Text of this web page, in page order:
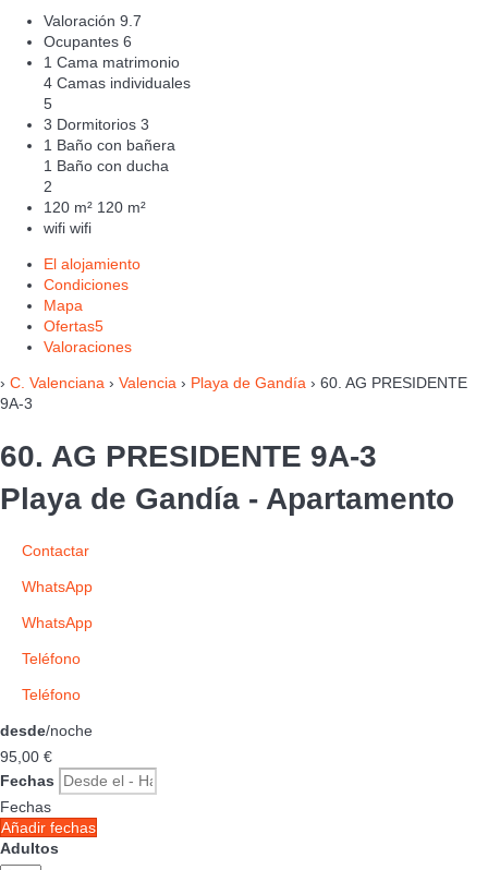
Valoración 9.7
Ocupantes 6
1 Cama matrimonio
4 Camas individuales
5
3 Dormitorios 3
1 Baño con bañera
1 Baño con ducha
2
120 m² 120 m²
wifi wifi
El alojamiento
Condiciones
Mapa
Ofertas5
Valoraciones
› C. Valenciana › Valencia › Playa de Gandía › 60. AG PRESIDENTE
9A-3
60. AG PRESIDENTE 9A-3
Playa de Gandía - Apartamento
Contactar
WhatsApp
WhatsApp
Teléfono
Teléfono
desde/noche
95, 00 €
Fechas
Fechas
Añadir fechas
Adultos